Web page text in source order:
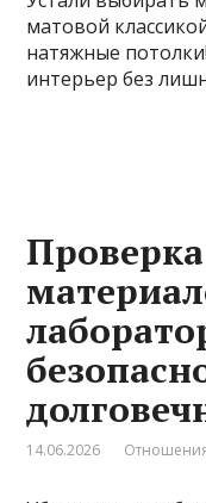
матовой
натяжные
интерьер без
14.06.2026